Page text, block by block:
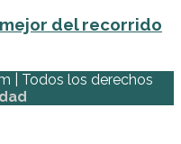
del recorrido
| Todos los derechos